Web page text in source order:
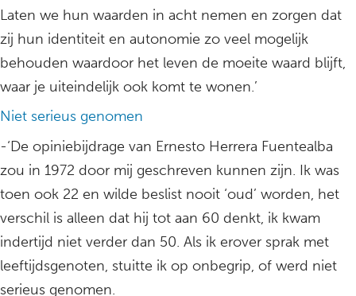
Laten we hun waarden in acht nemen en zorgen dat
zij hun identiteit en autonomie zo veel mogelijk
behouden waardoor het leven de moeite waard blijft,
waar je uiteindelijk ook komt te wonen.’
Niet serieus genomen
-‘De opiniebijdrage van Ernesto Herrera Fuentealba
zou in 1972 door mij geschreven kunnen zijn. Ik was
toen ook 22 en wilde beslist nooit ‘oud’ worden, het
verschil is alleen dat hij tot aan 60 denkt, ik kwam
indertijd niet verder dan 50. Als ik erover sprak met
leeftijdsgenoten, stuitte ik op onbegrip, of werd niet
serieus genomen.